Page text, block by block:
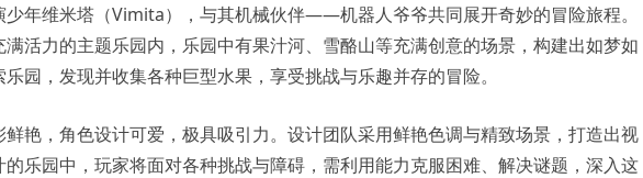
年维米塔（Vimita），与其机械伙伴——机器人爷爷共同展开奇妙的冒险旅程。
活力的主题乐园内，乐园中有果汁河、雪酪山等充满创意的场景，构建出如梦如
园，发现并收集各种巨型水果，享受挑战与乐趣并存的冒险。
艳，角色设计可爱，极具吸引力。设计团队采用鲜艳色调与精致场景，打造出视
乐园中，玩家将面对各种挑战与障碍，需利用能力克服困难、解决谜题，深入这